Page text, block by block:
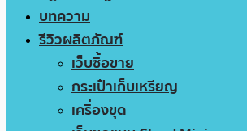
บทความ
รีวิวผลิตภัณฑ์
เว็บซื้อขาย
กระเป๋าเก็บเหรียญ
เครื่องขุด